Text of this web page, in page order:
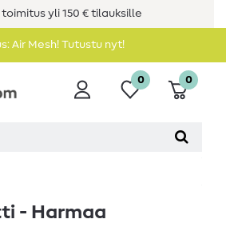
toimitus yli 150 € tilauksille
Air Mesh! Tutustu nyt!
0 0
- Harmaa